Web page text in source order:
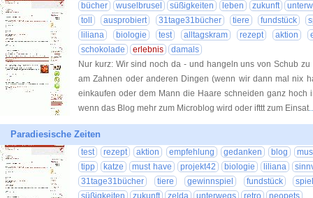
bücher wuselbrusel süßigkeiten leben zukunft
toll
ausprobiert 31tage31bücher tiere fundstück
liliana
biologie test alltagskram rezept aktion
schokolade
erlebnis
damals
Nur kurz: Wir sind noch da - und hangeln uns von Schub
am Zahnen oder anderen Dingen (wenn wir dann mal nix
einkaufen oder dem Mann die Haare schneiden ganz hoch
wenn das Blog mehr zum Microblog wird oder ifttt zum Einsat
Paradiesische Zeiten
test rezept aktion empfehlung gedanken blog
tipp
katze must have projekt42 biologie liliana
31tage31bücher
tiere gewinnspiel fundstück
süßigkeiten
zukunft zelda unterwegs retro
neopets